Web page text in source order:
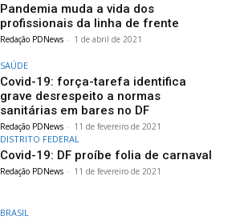
Pandemia muda a vida dos
profissionais da linha de frente
Redação PDNews - 1 de abril de 2021
SAÚDE
Covid-19: força-tarefa identifica
grave desrespeito a normas
sanitárias em bares no DF
Redação PDNews - 11 de fevereiro de 2021
DISTRITO FEDERAL
Covid-19: DF proíbe folia de carnaval
Redação PDNews - 11 de fevereiro de 2021
BRASIL